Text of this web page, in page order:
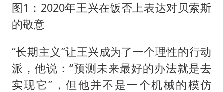
图1：2020年王兴在饭否上表达对贝索斯
的敬意
“长期主义”让王兴成为了一个理性的行动
派，他说：“预测未来最好的办法就是去
实现它”，但他并不是一个机械的模仿